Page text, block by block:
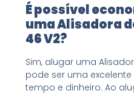
É possível
uma Alisadora
46 V2?
Sim, alugar uma
pode ser uma
tempo e dinheiro. Ao